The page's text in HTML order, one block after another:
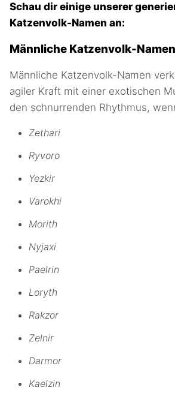
Schau dir einige unserer
Katzenvolk-Namen an:
Männliche Katzenvolk-Namen
Männliche Katzenvolk-Namen
agiler Kraft mit einer exotischen
den schnurrenden Rhythmus,
Zethari
Ryvoro
Yezkir
Varokhi
Morith
Nyjaxi
Paelrin
Loryth
Rakzor
Zelnir
Darmor
Kaelzin